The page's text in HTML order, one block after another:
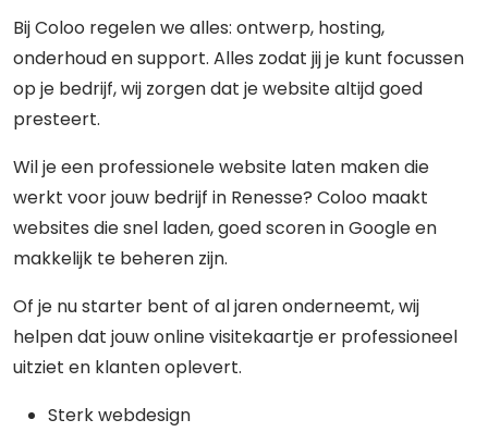
Bij Coloo regelen we alles: ontwerp, hosting,
onderhoud en support. Alles zodat jij je kunt focussen
op je bedrijf, wij zorgen dat je website altijd goed
presteert.
Wil je een professionele website laten maken die
werkt voor jouw bedrijf in Renesse? Coloo maakt
websites die snel laden, goed scoren in Google en
makkelijk te beheren zijn.
Of je nu starter bent of al jaren onderneemt, wij
helpen dat jouw online visitekaartje er professioneel
uitziet en klanten oplevert.
Sterk webdesign